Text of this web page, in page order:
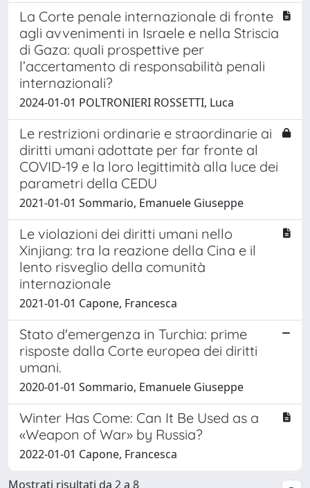
La Corte penale internazionale di fronte
agli avvenimenti in Israele e nella Striscia
di Gaza: quali prospettive per
l’accertamento di responsabilità penali
internazionali?
2024-01-01 POLTRONIERI ROSSETTI, Luca
Le restrizioni ordinarie e straordinarie ai
diritti umani adottate per far fronte al
COVID-19 e la loro legittimità alla luce dei
parametri della CEDU
2021-01-01 Sommario, Emanuele Giuseppe
Le violazioni dei diritti umani nello
Xinjiang: tra la reazione della Cina e il
lento risveglio della comunità
internazionale
2021-01-01 Capone, Francesca
Stato d'emergenza in Turchia: prime
risposte dalla Corte europea dei diritti
umani.
2020-01-01 Sommario, Emanuele Giuseppe
Winter Has Come: Can It Be Used as a
«Weapon of War» by Russia?
2022-01-01 Capone, Francesca
Mostrati risultati da 2 a 8